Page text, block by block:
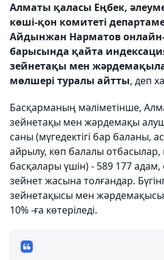
Алматы қаласы Еңбек,
көші-қон комитеті
Айдынжан Нарматов
барысында қайта
зейнетақы мен
мөлшері туралы айтты, деп
Басқарманың мәліметінше,
зейнетақы мен жәрдемақы
саны (мүгедектігі бар баланы,
айрылу, көп балалы отбасылар,
басқалары үшін) - 589 177 адам,
зейнет жасына толғандар.
зейнетақысы мен
10% -ға көтеріледі.